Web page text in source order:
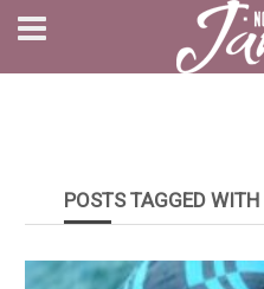
POSTS TAGGED WITH